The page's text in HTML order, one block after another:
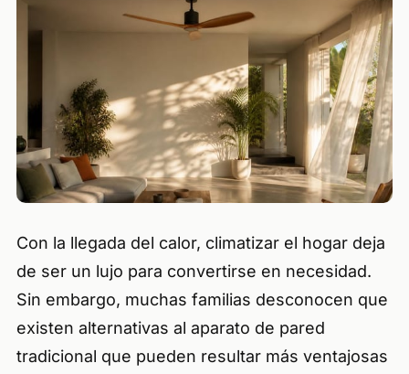
Con la llegada del calor, climatizar el hogar deja
de ser un lujo para convertirse en necesidad.
Sin embargo, muchas familias desconocen que
existen alternativas al aparato de pared
tradicional que pueden resultar más ventajosas